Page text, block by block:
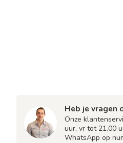
Heb je vragen
Onze
uur, vr tot 21.00
WhatsApp op